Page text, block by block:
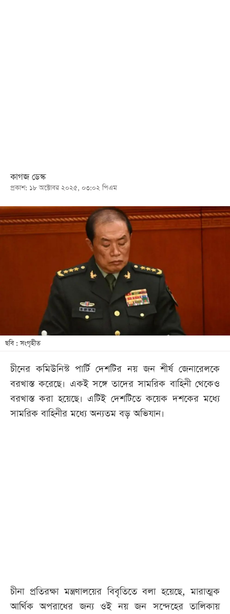
ভিডিও
আর্কাইভ
কাগজ ডেস্ক
প্রকাশ: ১৮ অক্টোবর ২০২৫, ০৩:০২ পিএম
ছবি : সংগৃহীত
চীনের কমিউনিস্ট পার্টি দেশটির নয় জন শীর্ষ জেনারেলকে
বরখাস্ত করেছে। একই সঙ্গে তাদের সামরিক বাহিনী থেকেও
বরখাস্ত করা হয়েছে। এটিই দেশটিতে কয়েক দশকের মধ্যে
সামরিক বাহিনীর মধ্যে অন্যতম বড় অভিযান।
চীনা প্রতিরক্ষা মন্ত্রণালয়ের বিবৃতিতে বলা হয়েছে, মারাত্মক
আর্থিক অপরাধের জন্য ওই নয় জন সন্দেহের তালিকায়